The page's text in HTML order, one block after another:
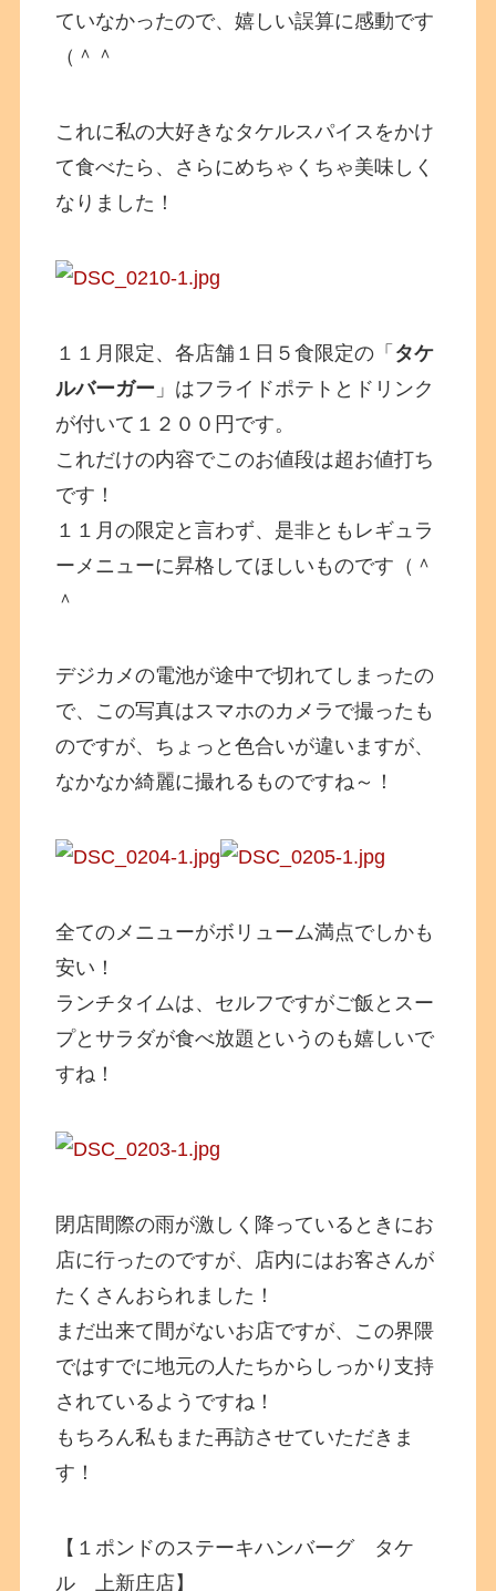
ていなかったので、嬉しい誤算に感動です
（＾＾
これに私の大好きなタケルスパイスをかけ
て食べたら、さらにめちゃくちゃ美味しく
なりました！
１１月限定、各店舗１日５食限定の「 タケ
ルバーガー 」はフライドポテトとドリンク
が付いて１２００円です。
これだけの内容でこのお値段は超お値打ち
です！
１１月の限定と言わず、是非ともレギュラ
ーメニューに昇格してほしいものです（＾
＾
デジカメの電池が途中で切れてしまったの
で、この写真はスマホのカメラで撮ったも
のですが、ちょっと色合いが違いますが、
なかなか綺麗に撮れるものですね～！
全てのメニューがボリューム満点でしかも
安い！
ランチタイムは、セルフですがご飯とスー
プとサラダが食べ放題というのも嬉しいで
すね！
閉店間際の雨が激しく降っているときにお
店に行ったのですが、店内にはお客さんが
たくさんおられました！
まだ出来て間がないお店ですが、この界隈
ではすでに地元の人たちからしっかり支持
されているようですね！
もちろん私もまた再訪させていただきま
す！
【１ポンドのステーキハンバーグ タケ
ル 上新庄店】